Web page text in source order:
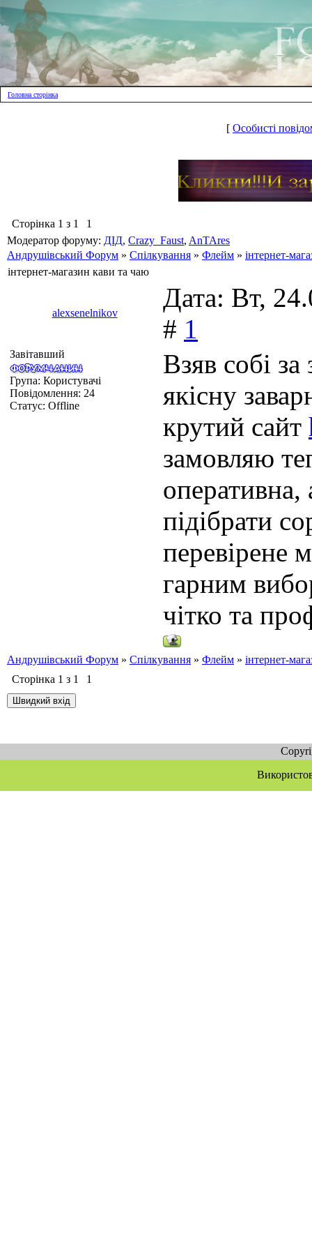
Головна сторінка
[ Особисті
Сторінка 1 з 1
1
Модератор форуму: ДІД, Crazy_Faust, AnTAres
Андрушівський Форум » Спілкування » Флейм » інтернет-
інтернет-магазин кави та чаю
alexsenelnikov
Дата: Вт,
# 1
Завітавший
Група: Користувачі
Повідомлення: 24
Статус: Offline
Взяв собі
якісну
крутий сайт
замовляю
оперативна,
підібрати
перевірене
гарним
чітко та
Андрушівський Форум » Спілкування » Флейм » інтернет-
Сторінка 1 з 1 1